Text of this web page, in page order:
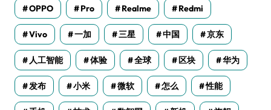
OPPO Pro Realme Redmi
Vivo 一加 三星 中国 京东
人工智能 体验 全球 区块 华为
发布 小米 微软 怎么 性能